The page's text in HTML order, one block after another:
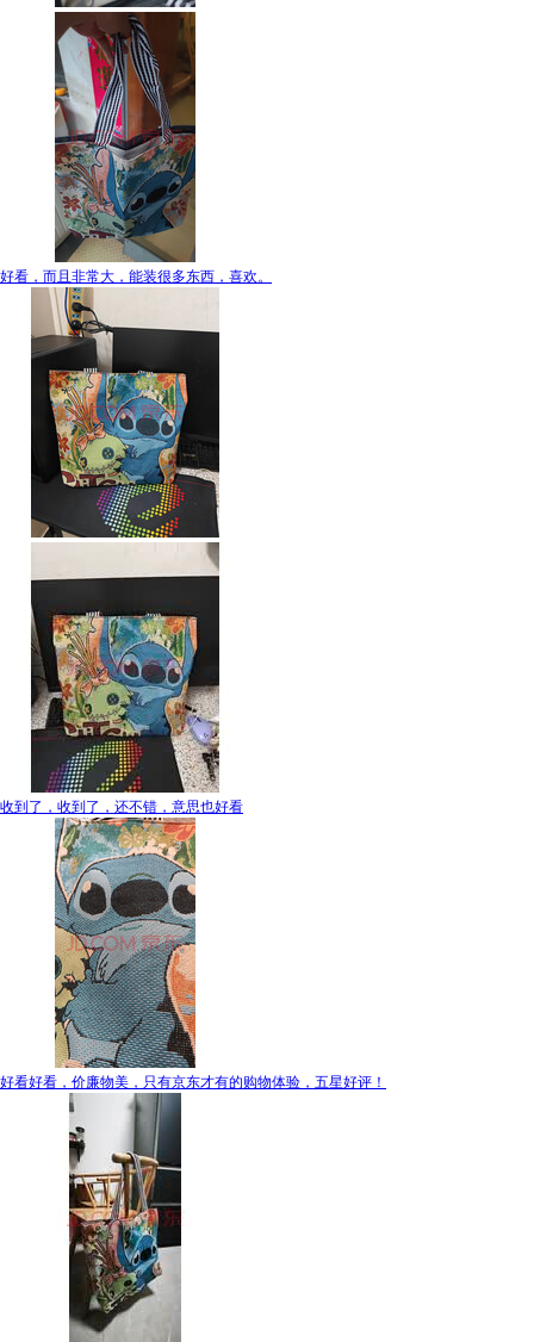
好看，而且非常大，能装很多东西，喜欢。
收到了，收到了，还不错，意思也好看
好看好看，价廉物美，只有京东才有的购物体验，五星好评！